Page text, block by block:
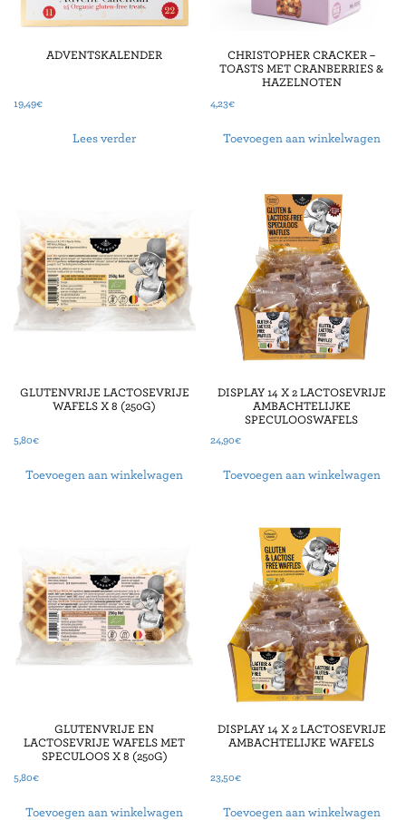
ADVENTSKALENDER
19,49€
Lees verder
CHRISTOPHER CRACKER –
TOASTS MET CRANBERRIES &
HAZELNOTEN
4,23€
Toevoegen aan winkelwagen
GLUTENVRIJE LACTOSEVRIJE
WAFELS X 8 (250G)
5,80€
Toevoegen aan winkelwagen
DISPLAY 14 X 2 LACTOSEVRIJE
AMBACHTELIJKE
SPECULOOSWAFELS
24,90€
Toevoegen aan winkelwagen
GLUTENVRIJE EN
LACTOSEVRIJE WAFELS MET
SPECULOOS X 8 (250G)
5,80€
Toevoegen aan winkelwagen
DISPLAY 14 X 2 LACTOSEVRIJE
AMBACHTELIJKE WAFELS
23,50€
Toevoegen aan winkelwagen